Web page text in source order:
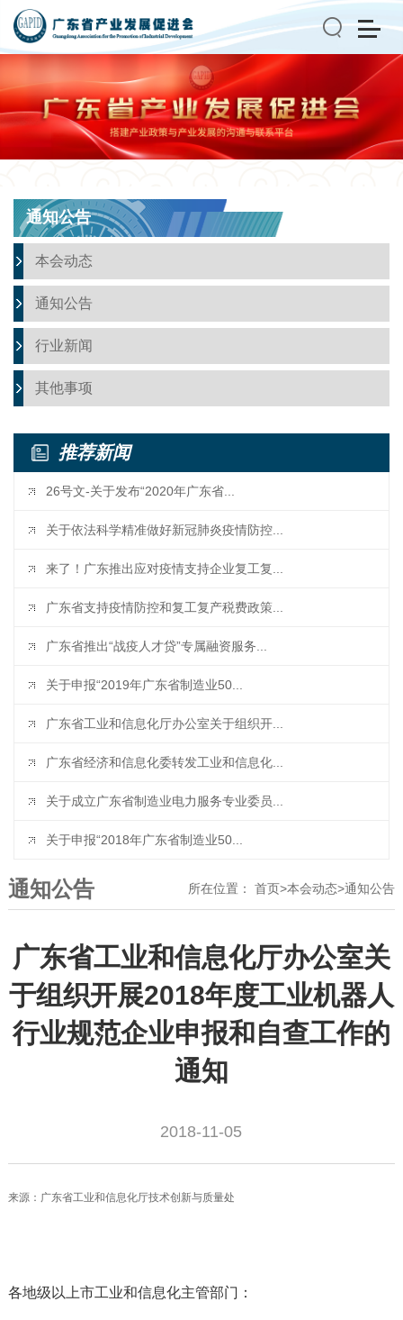
搜索
通知公告
本会动态
通知公告
行业新闻
其他事项
推荐新闻
26号文-关于发布“2020年广东省...
关于依法科学精准做好新冠肺炎疫情防控...
来了！广东推出应对疫情支持企业复工复...
广东省支持疫情防控和复工复产税费政策...
广东省推出“战疫人才贷”专属融资服务...
关于申报“2019年广东省制造业50...
广东省工业和信息化厅办公室关于组织开...
广东省经济和信息化委转发工业和信息化...
关于成立广东省制造业电力服务专业委员...
关于申报“2018年广东省制造业50...
通知公告 所在位置： 首页>本会动态>通知公告
广东省工业和信息化厅办公室关
于组织开展2018年度工业机器人
行业规范企业申报和自查工作的
通知
2018-11-05
来源：广东省工业和信息化厅技术创新与质量处
各地级以上市工业和信息化主管部门：